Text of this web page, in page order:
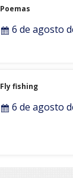
Poemas
6 de agosto
Fly fishing
6 de agosto